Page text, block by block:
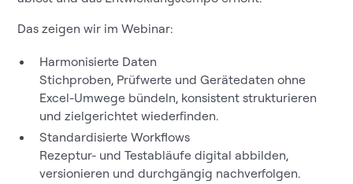
Das zeigen wir im Webinar:
Harmonisierte Daten
Stichproben, Prüfwerte und Gerätedaten ohne
Excel-Umwege bündeln, konsistent strukturieren
und zielgerichtet wiederfinden.
Standardisierte Workflows
Rezeptur- und Testabläufe digital abbilden,
versionieren und durchgängig nachverfolgen.